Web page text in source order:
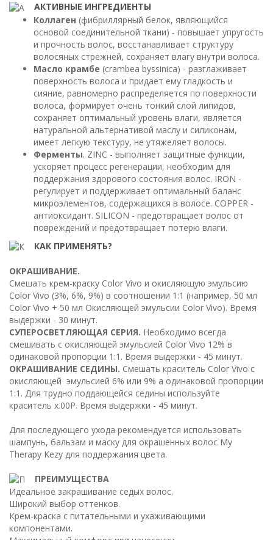
АКТИВНЫЕ ИНГРЕДИЕНТЫ
Коллаген (фибриллярный белок, являющийся
основой соединительной ткани) - повышает упругость
и прочность волос, восстанавливает структуру
волосяных стрежней, сохраняет влагу внутри волоса.
Масло крамбе (crambea byssinica) - разглаживает
поверхность волоса и придает ему гладкость и
сияние, равномерно распределяется по поверхности
волоса, формирует очень тонкий слой липидов,
сохраняет оптимальный уровень влаги, является
натуральной альтернативой маслу и силиконам,
имеет легкую текстуру, не утяжеляет волосы.
Ферменты. ZINC - выполняет защитные функции,
ускоряет процесс регенерации, необходим для
поддержания здорового состояния волос. IRON -
регулирует и поддерживает оптимальный баланс
микроэлементов, содержащихся в волосе. COPPER -
антиоксидант. SILICON - предотвращает волос от
повреждений и предотвращает потерю влаги.
КАК ПРИМЕНЯТЬ?
ОКРАШИВАНИЕ.
Смешать крем-краску Color Vivo и окисляющую эмульсию
Color Vivo (3%, 6%, 9%) в соотношении 1:1 (например, 50 мл
Color Vivo + 50 мл Окисляющей эмульсии Color Vivo). Время
выдержки - 30 минут.
СУПЕРОСВЕТЛЯЮЩАЯ СЕРИЯ. Необходимо всегда
смешивать с окисляющей эмульсией Color Vivo 12% в
одинаковой пропорции 1:1. Время выдержки - 45 минут.
ОКРАШИВАНИЕ СЕДИНЫ. Смешать краситель Color Vivo с
окисляющей эмульсией 6% или 9% а одинаковой пропорции
1:1. Для трудно поддающейся седины используйте
краситель x.00P. Время выдержки - 45 минут.
Для последующего ухода рекомендуется использовать
шампунь, бальзам и маску для окрашенных волос My
Therapy Kezy для поддержания цвета.
ПРЕИМУЩЕСТВА
Идеальное закрашивание седых волос.
Широкий выбор оттенков.
Крем-краска с питательными и ухаживающими
компонентами.